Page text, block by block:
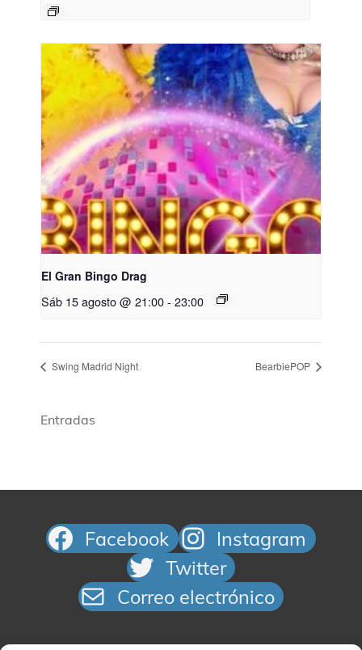
El Gran Bingo Drag
Sáb 15 agosto @ 21:00- 23:00
Swing Madrid Night BearbiePOP
Entradas
Facebook
Instagram
Twitter
Correo electrónico